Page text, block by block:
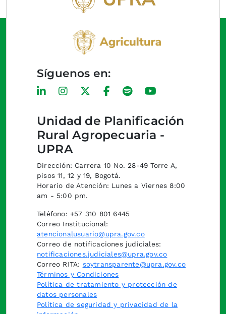
Unidad de Planificación
Rural Agropecuaria -
UPRA
Dirección: Carrera 10 No. 28-49 Torre A,
pisos 11, 12 y 19, Bogotá.
Horario de Atención: Lunes a Viernes 8:00
am - 5:00 pm.
Teléfono: +57 310 801 6445
Correo Institucional:
atencionalusuario@upra.gov.co
Correo de notificaciones judiciales:
notificaciones.judiciales@upra.gov.co
Correo RITA: soytransparente@upra.gov.co
Términos y Condiciones
Política de tratamiento y protección de
datos personales
Política de seguridad y privacidad de la
Síguenos en: